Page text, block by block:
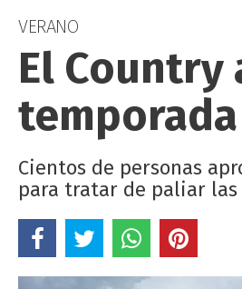
VERANO
El
temporada
Cientos de personas
para tratar de paliar